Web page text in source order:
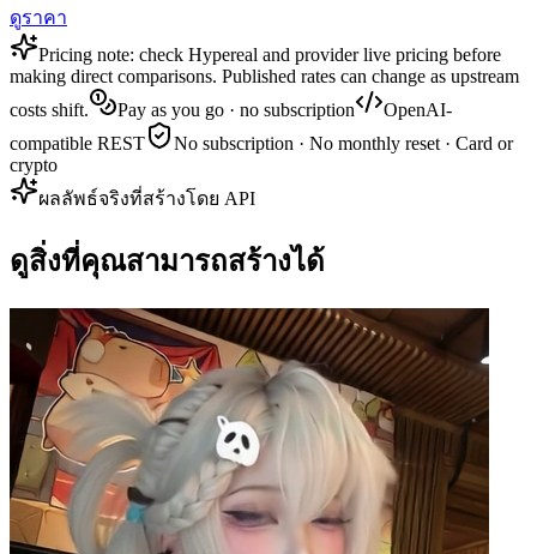
ดูราคา
Pricing note: check Hypereal and provider live pricing before
making direct comparisons. Published rates can change as upstream
costs shift.
Pay as you go · no subscription
OpenAI-
compatible REST
No subscription · No monthly reset · Card or
crypto
ผลลัพธ์จริงที่สร้างโดย API
ดูสิ่งที่คุณสามารถสร้างได้